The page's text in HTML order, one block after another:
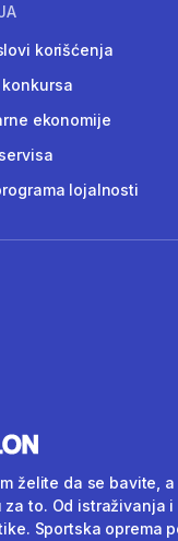
korišćenja
ekonomije
lojalnosti
želite da se bavite, a
to. Od istraživanja
Sportska oprema